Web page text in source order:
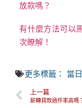
放款嗎？
有什麼方法可以
次瞭解！
更多標籤： 當
上一篇